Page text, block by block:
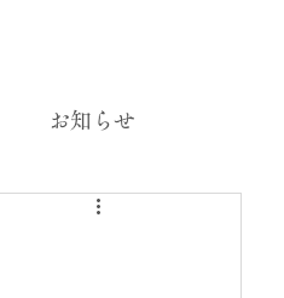
お知らせ